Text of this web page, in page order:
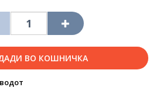
ВО КОШНИЧКА